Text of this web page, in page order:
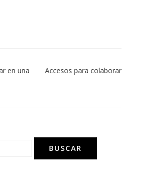
en una
Accesos para colaborar